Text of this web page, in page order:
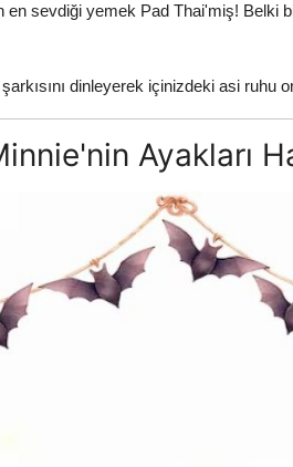
en sevdiği yemek Pad Thai'miş! Belki
dinleyerek içinizdeki asi ruhu
Ayakları